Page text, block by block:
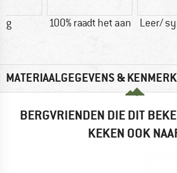
g 100% raadt het aan Leer/
MATERIAALGEGEVENS &
BERGVRIENDEN DIE DIT
KEKEN OOK